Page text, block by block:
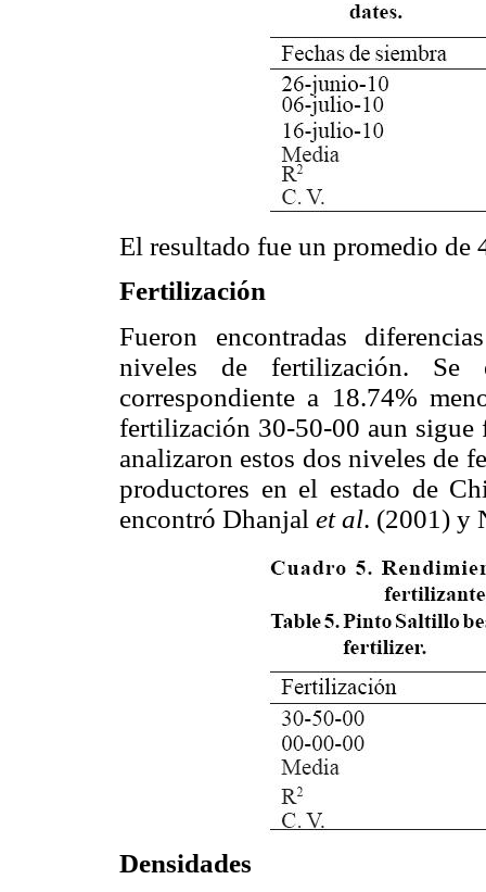
El resultado fue un promedio de
Fertilización
Fueron encontradas
niveles de fertilización.
correspondiente a 18.74%
fertilización 30-50-00 aun
analizaron estos dos niveles de
productores en el estado de
encontró Dhanjal et al. (2001) y
Densidades